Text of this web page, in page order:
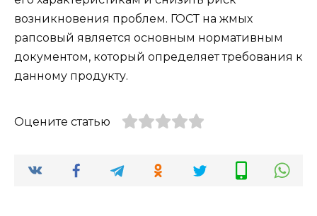
возникновения проблем. ГОСТ на жмых
рапсовый является основным нормативным
документом, который определяет требования к
данному продукту.
Оцените статью